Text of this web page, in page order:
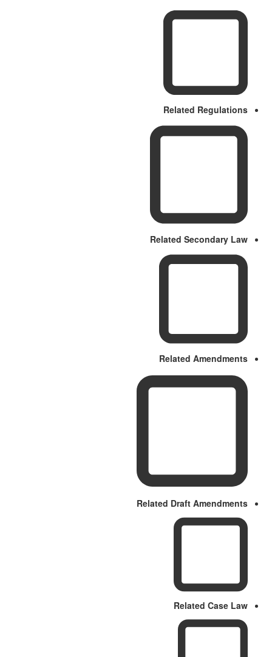
Related Regulations
Related Secondary Law
Related Amendments
Related Draft Amendments
Related Case Law